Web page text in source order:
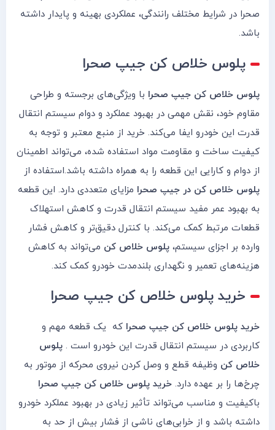
صحرا در شرایط مختلف رانندگی، عملکردی بهینه و پایدار داشته
باشد.
پلوس خلاص کن جیپ صحرا
پلوس خلاص کن جیپ صحرا با ویژگی‌های برجسته و طراحی
مقاوم خود، نقش مهمی در بهبود عملکرد و دوام سیستم انتقال
قدرت این خودرو ایفا می‌کند. خرید از منبع معتبر و توجه به
کیفیت ساخت و مقاومت مواد استفاده شده، می‌تواند اطمینان
از دوام و کارایی این قطعه را به همراه داشته باشد.استفاده از
پلوس خلاص کن در جیپ صحرا مزایای متعددی دارد. این قطعه
به بهبود عمر مفید سیستم انتقال قدرت و کاهش استهلاک
قطعات مرتبط کمک می‌کند. با کنترل دقیق‌تر و کاهش فشار
وارده بر اجزای سیستم، پلوس خلاص کن می‌تواند به کاهش
هزینه‌های تعمیر و نگهداری بلندمدت خودرو کمک کند.
خرید پلوس خلاص کن جیپ صحرا
خرید پلوس خلاص کن جیپ صحرا که یک قطعه مهم و
کاربردی در سیستم انتقال قدرت این خودرو است . پلوس
خلاص کن وظیفه قطع و وصل کردن نیروی محرکه از موتور به
چرخ‌ها را بر عهده دارد. خرید پلوس خلاص کن جیپ صحرا
باکیفیت و مناسب می‌تواند تأثیر زیادی در بهبود عملکرد خودرو
داشته باشد و از خرابی‌های ناشی از فشار بیش از حد به